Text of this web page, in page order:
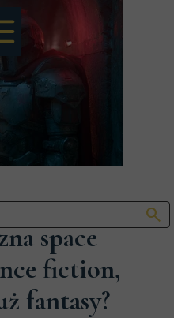
search
space
fiction,
fantasy?